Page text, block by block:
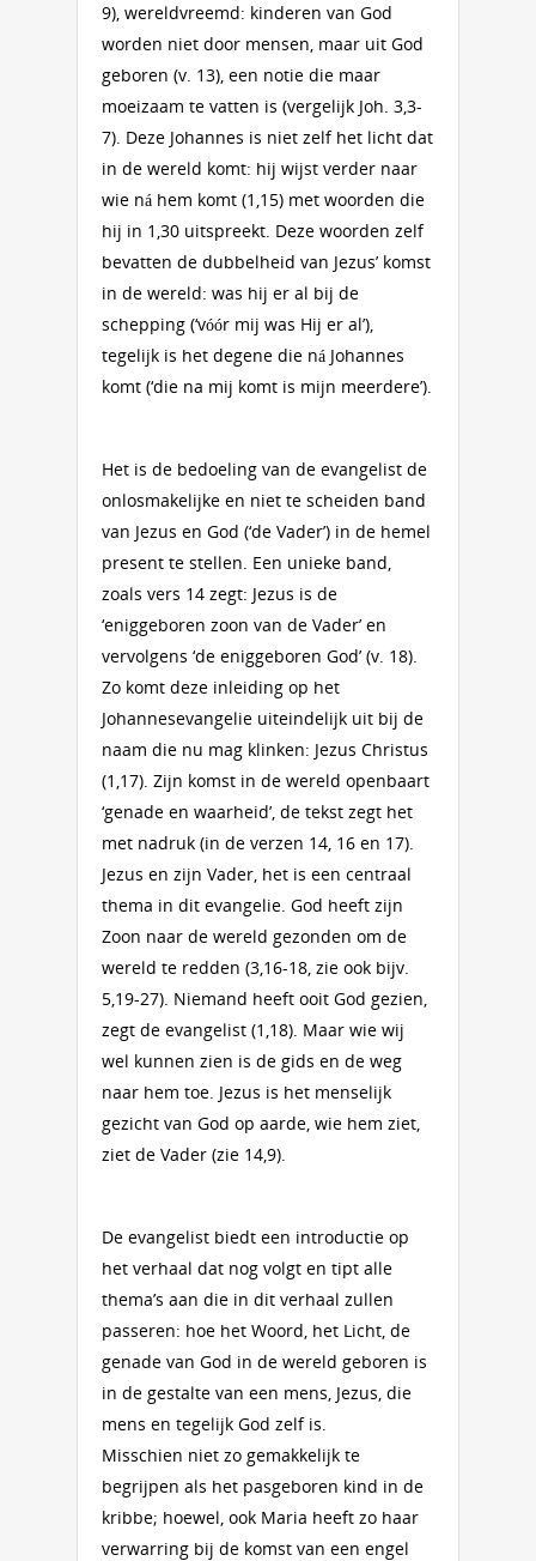
9), wereldvreemd: kinderen van God
worden niet door mensen, maar uit God
geboren (v. 13), een notie die maar
moeizaam te vatten is (vergelijk Joh. 3,3-
7). Deze Johannes is niet zelf het licht dat
in de wereld komt: hij wijst verder naar
wie ná hem komt (1,15) met woorden die
hij in 1,30 uitspreekt. Deze woorden zelf
bevatten de dubbelheid van Jezus’ komst
in de wereld: was hij er al bij de
schepping (‘vóór mij was Hij er al’),
tegelijk is het degene die ná Johannes
komt (‘die na mij komt is mijn meerdere’).
Het is de bedoeling van de evangelist de
onlosmakelijke en niet te scheiden band
van Jezus en God (‘de Vader’) in de hemel
present te stellen. Een unieke band,
zoals vers 14 zegt: Jezus is de
‘eniggeboren zoon van de Vader’ en
vervolgens ‘de eniggeboren God’ (v. 18).
Zo komt deze inleiding op het
Johannesevangelie uiteindelijk uit bij de
naam die nu mag klinken: Jezus Christus
(1,17). Zijn komst in de wereld openbaart
‘genade en waarheid’, de tekst zegt het
met nadruk (in de verzen 14, 16 en 17).
Jezus en zijn Vader, het is een centraal
thema in dit evangelie. God heeft zijn
Zoon naar de wereld gezonden om de
wereld te redden (3,16-18, zie ook bijv.
5,19-27). Niemand heeft ooit God gezien,
zegt de evangelist (1,18). Maar wie wij
wel kunnen zien is de gids en de weg
naar hem toe. Jezus is het menselijk
gezicht van God op aarde, wie hem ziet,
ziet de Vader (zie 14,9).
De evangelist biedt een introductie op
het verhaal dat nog volgt en tipt alle
thema’s aan die in dit verhaal zullen
passeren: hoe het Woord, het Licht, de
genade van God in de wereld geboren is
in de gestalte van een mens, Jezus, die
mens en tegelijk God zelf is.
Misschien niet zo gemakkelijk te
begrijpen als het pasgeboren kind in de
kribbe; hoewel, ook Maria heeft zo haar
verwarring bij de komst van een engel